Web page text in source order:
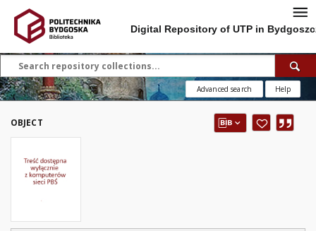
Digital Repository of UTP in
Advanced search Help
OBJECT